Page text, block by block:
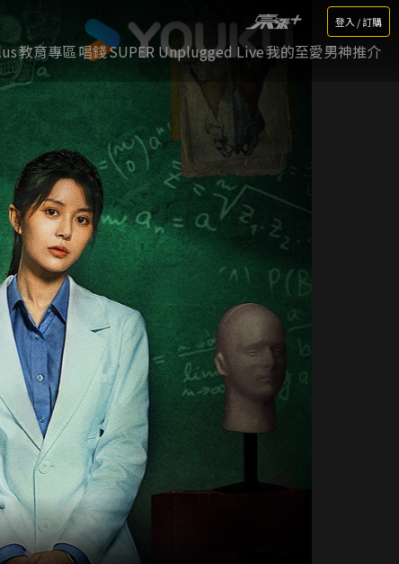
登入 / 訂購
教育專區唱錢SUPER Unplugged Live我的至愛男神推介